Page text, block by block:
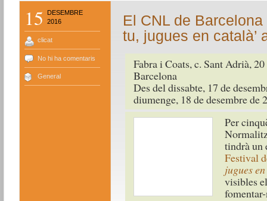
15
DESEMBRE
2016
clicat
No hi ha comentaris
General
El CNL de
tu, jugues en català’
Fabra i Coats, c. Sant Adrià, 20
Barcelona
Des del dissabte, 17 de
diumenge, 18 de desembre de
Per
tindrà un
Festival
jugues
visibles